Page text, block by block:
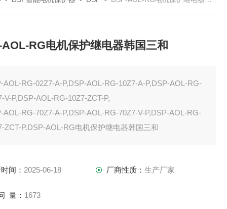
RG电机保护继电器韩国三和
AOL-RG-02Z7-A-P,DSP-AOL-RG-10Z7-A-P,DSP-AOL-RG-
V-P,DSP-AOL-RG-10Z7-ZCT-P,
AOL-RG-70Z7-A-P,DSP-AOL-RG-70Z7-V-P,DSP-AOL-RG-
ZCT-P.DSP-AOL-RG电机保护继电器韩国三和
间： 2025-06-18 厂商性质： 生产厂家
量： 1673